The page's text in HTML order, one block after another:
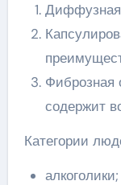
Диффузная
Фиброзная
содержит
Категории
алкоголики;